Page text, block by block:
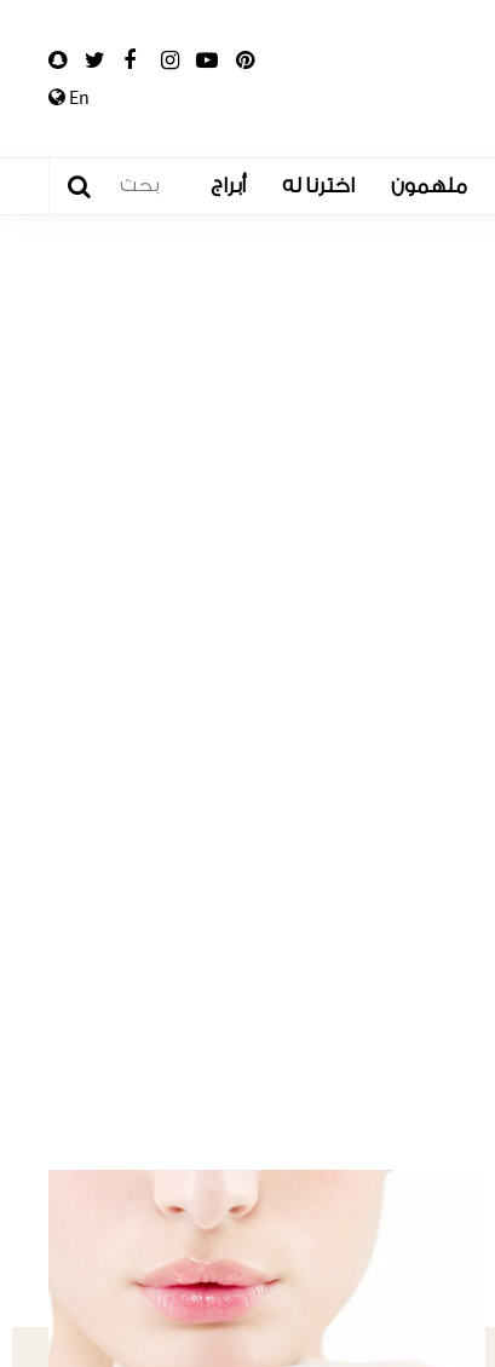
En
ملهمون اخترنا له أبراج